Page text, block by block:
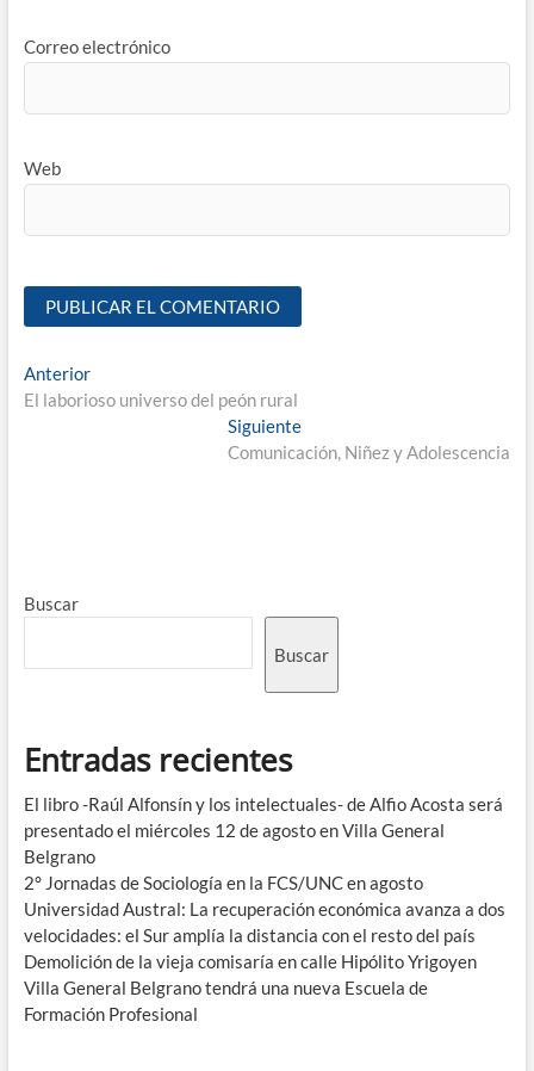
Correo electrónico
Web
Anterior
El laborioso universo del peón rural
Siguiente
Comunicación, Niñez y Adolescencia
Buscar
Buscar
Entradas recientes
El libro -Raúl Alfonsín y los intelectuales- de Alfio Acosta será
presentado el miércoles 12 de agosto en Villa General
Belgrano
2° Jornadas de Sociología en la FCS/UNC en agosto
Universidad Austral: La recuperación económica avanza a dos
velocidades: el Sur amplía la distancia con el resto del país
Demolición de la vieja comisaría en calle Hipólito Yrigoyen
Villa General Belgrano tendrá una nueva Escuela de
Formación Profesional